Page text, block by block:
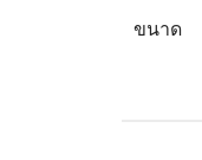
ขนาด